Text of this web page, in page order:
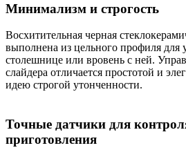
Минимализм и строгость
Восхитительная черная
выполнена из цельного профиля
столешнице или вровень с ней.
слайдера отличается простотой и
идею строгой утонченности.
Точные датчики для
приготовления